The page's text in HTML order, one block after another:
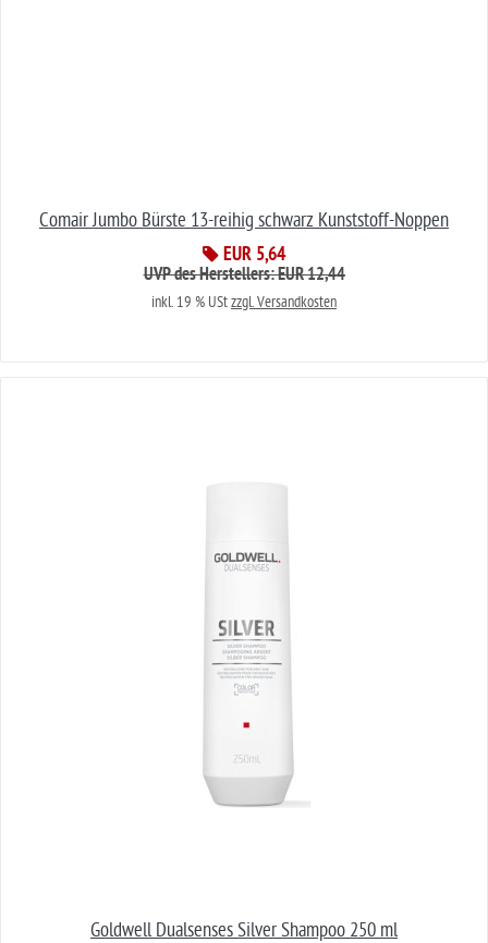
Comair Jumbo Bürste 13-reihig schwarz Kunststoff-Noppen
EUR 5,64
UVP des Herstellers: EUR 12,44
inkl. 19 % UStzzgl. Versandkosten
Goldwell Dualsenses Silver Shampoo 250 ml